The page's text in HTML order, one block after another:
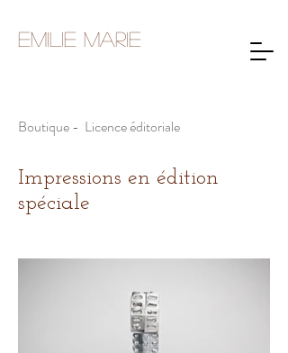
Emilie Marie
Boutique - Licence éditoriale
Impressions en édition
spéciale